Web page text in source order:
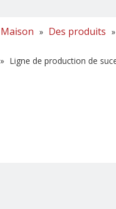
Maison » Des produits »
» Ligne de production de